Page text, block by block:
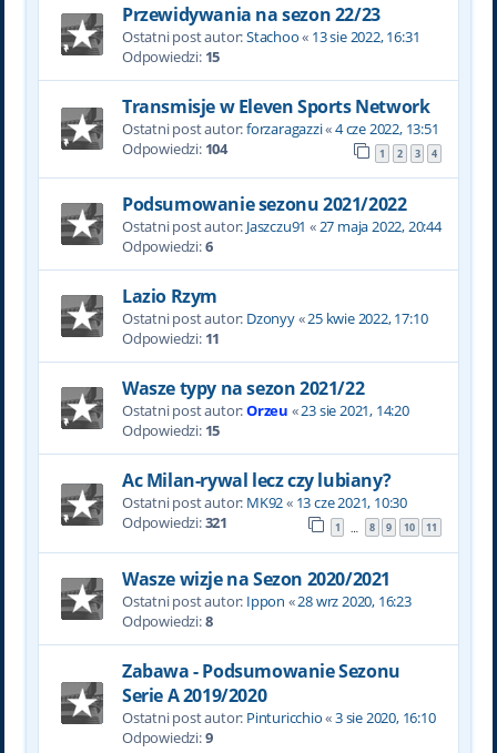
Przewidywania na sezon 22/23
Ostatni post autor:Stachoo« 13 sie 2022, 16:31
Odpowiedzi: 15
Transmisje w Eleven Sports Network
Ostatni post autor:forzaragazzi«4 cze 2022, 13:51
Odpowiedzi: 104 1 2 3 4
Podsumowanie sezonu 2021/2022
Ostatni post autor: Jaszczu91 «27 maja 2022, 20:44
Odpowiedzi:6
Lazio Rzym
Ostatni post autor: Dzonyy«25 kwie 2022, 17:10
Odpowiedzi: 11
Wasze typy na sezon 2021/22
Ostatni post autor:Orzeu «23 sie 2021, 14:20
Odpowiedzi: 15
Ac Milan-rywal lecz czy lubiany?
Ostatni post autor: MK92« 13 cze 2021, 10:30
Odpowiedzi:321 1 … 8 9 10 11
Wasze wizje na Sezon 2020/2021
Ostatni post autor: Ippon «28 wrz 2020, 16:23
Odpowiedzi:8
Zabawa - Podsumowanie Sezonu
Serie A 2019/2020
Ostatni post autor: Pinturicchio«3 sie 2020, 16:10
Odpowiedzi:9